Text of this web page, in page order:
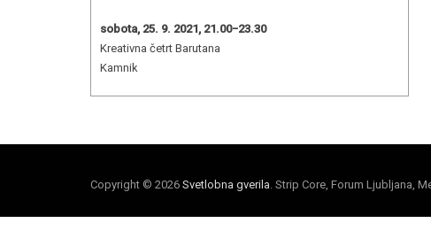
sobota, 25. 9. 2021, 21.00−23.30
Kreativna četrt Barutana
Kamnik
Copyright © 2026 Svetlobna gverila . Strip Core, Forum Ljubljana,